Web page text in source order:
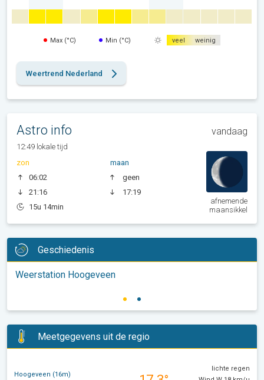
Max (°C) Min (°C) veel weinig
Weertrend Nederland
Astro info vandaag
12:49 lokale tijd
zon
06:02
21:16
15u 14min
maan
geen
17:19
afnemende
maansikkel
Geschiedenis
Weerstation Hoogeveen
Meetgegevens uit de regio
Hoogeveen (16m)
lichte regen